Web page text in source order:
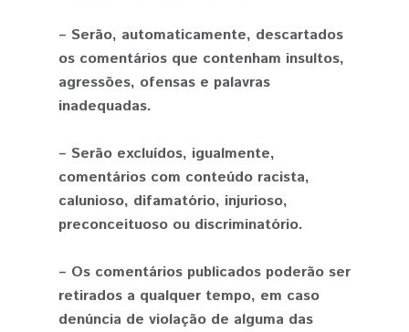
– Serão, automaticamente, descartados
os comentários que contenham insultos,
agressões, ofensas e palavras
inadequadas.
– Serão excluídos, igualmente,
comentários com conteúdo racista,
calunioso, difamatório, injurioso,
preconceituoso ou discriminatório.
– Os comentários publicados poderão ser
retirados a qualquer tempo, em caso
denúncia de violação de alguma das